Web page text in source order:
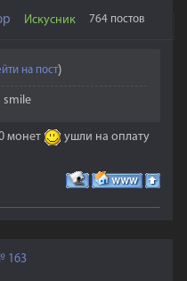
Искусник 764 постов
)
smile
монет
ушли на оплату
163